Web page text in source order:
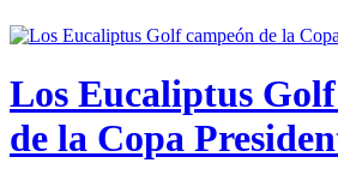
Los Eucaliptus
de la Copa